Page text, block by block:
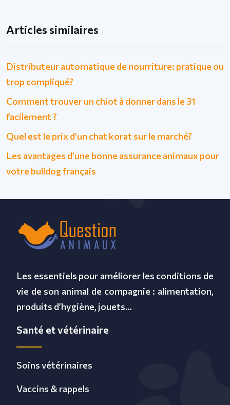
Articles similaires
Distributeur automatique de nourriture: pratique ou
trop compliqué?
Comment trouver un chiot à donner dans le 31
facilement ?
Quel est le prix d’un chat korat sur le marché?
Les avantages d’une bonne assurance animaux pour
votre bulldog français
Les essentiels pour améliorer les conditions de
vie de son animal de compagnie : alimentation,
produits d’hygiène, jouets…
Santé et vétérinaire
Soins vétérinaires
Vaccins & rappels